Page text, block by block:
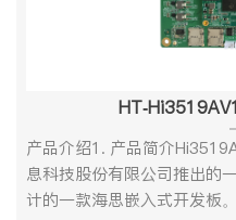
露） 4、软件规格参数
持从SPI_NOR，EMMC 启
Ethernet10/100/1000M 以
host 驱动INPUTHDMI 输入
动AUDIOINPUT/OUTPUT
整的TCP/IP 协议配置系统
USB3.0、SDIO3.0、1路
RS485、GPIO、RTC等丰
号参数说明核心配置处理器
Vision P6
DDR4DDR4*1
SATA4xFX10A-120P-SV2
HT-
产品介绍1. 产品简介
息科技股份有限公司推出的
计的一款海思嵌入式开发板